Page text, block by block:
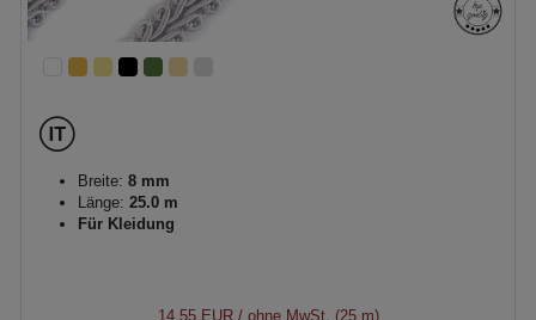
Breite: 8 mm
Länge: 25.0 m
Für Kleidung
14,55 EUR/ ohne MwSt. (25 m)